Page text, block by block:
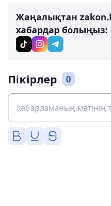
Жаңалықтан
хабардар болыңыз:
Пікірлер 0